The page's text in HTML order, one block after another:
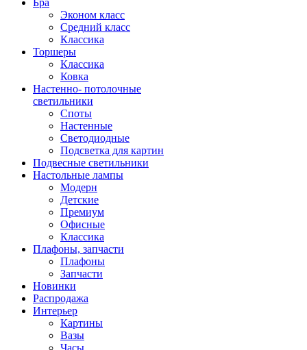
Бра
Эконом класс
Средний класс
Классика
Торшеры
Классика
Ковка
Настенно- потолочные
светильники
Споты
Настенные
Светодиодные
Подсветка для картин
Подвесные светильники
Настольные лампы
Модерн
Детские
Премиум
Офисные
Классика
Плафоны, запчасти
Плафоны
Запчасти
Новинки
Распродажа
Интерьер
Картины
Вазы
Часы